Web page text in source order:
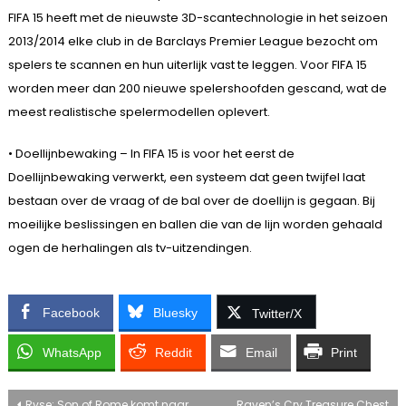
FIFA 15 heeft met de nieuwste 3D-scantechnologie in het seizoen
2013/2014 elke club in de Barclays Premier League bezocht om
spelers te scannen en hun uiterlijk vast te leggen. Voor FIFA 15
worden meer dan 200 nieuwe spelershoofden gescand, wat de
meest realistische spelermodellen oplevert.
• Doellijnbewaking – In FIFA 15 is voor het eerst de
Doellijnbewaking verwerkt, een systeem dat geen twijfel laat
bestaan over de vraag of de bal over de doellijn is gegaan. Bij
moeilijke beslissingen en ballen die van de lijn worden gehaald
ogen de herhalingen als tv-uitzendingen.
Facebook Bluesky Twitter/X
WhatsApp Reddit Email Print